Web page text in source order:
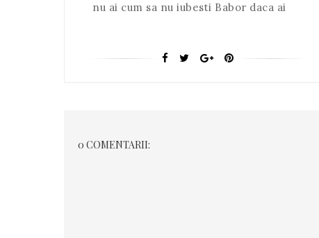
nu ai cum sa nu iubesti Babor daca ai
0 COMENTARII: